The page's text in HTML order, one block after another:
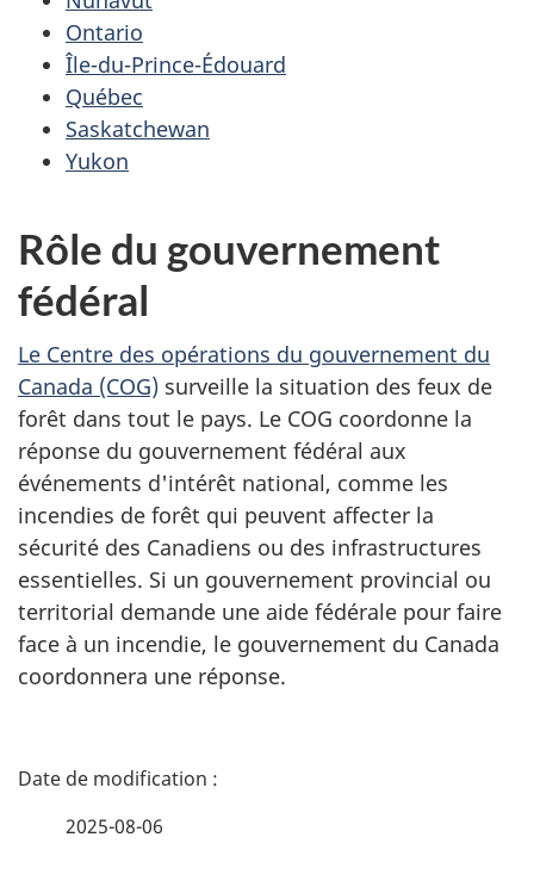
Ontario
Île-du-Prince-Édouard
Québec
Saskatchewan
Yukon
Rôle du gouvernement
fédéral
Le Centre des opérations du gouvernement du
Canada (COG) surveille la situation des feux de
forêt dans tout le pays. Le COG coordonne la
réponse du gouvernement fédéral aux
événements d'intérêt national, comme les
incendies de forêt qui peuvent affecter la
sécurité des Canadiens ou des infrastructures
essentielles. Si un gouvernement provincial ou
territorial demande une aide fédérale pour faire
face à un incendie, le gouvernement du Canada
coordonnera une réponse.
D
2025-08-06